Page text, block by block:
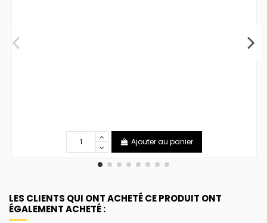
Ajouter au panier
LES CLIENTS QUI ONT ACHETÉ CE PRODUIT ONT
ÉGALEMENT ACHETÉ :